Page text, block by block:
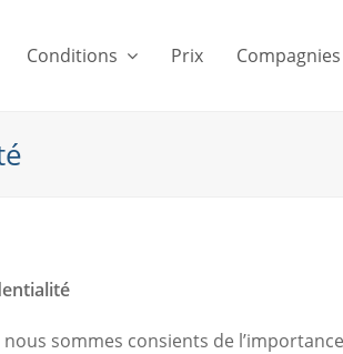
Conditions Prix
sommes consients de